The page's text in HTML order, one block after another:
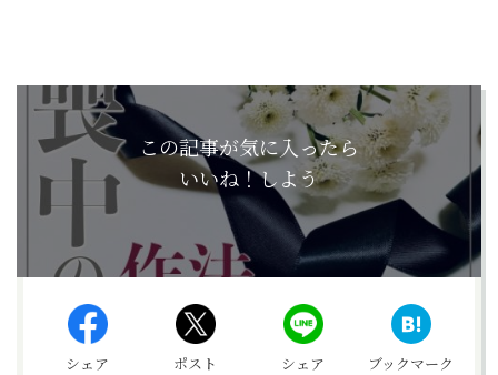
この記事が気に入ったら
いいね！しよう
シェア ポスト シェア ブックマーク